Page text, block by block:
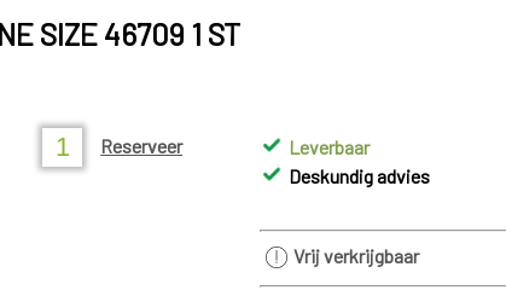
SIZE 46709 1 ST
Reserveer
Leverbaar
Deskundig advies
Vrij verkrijgbaar